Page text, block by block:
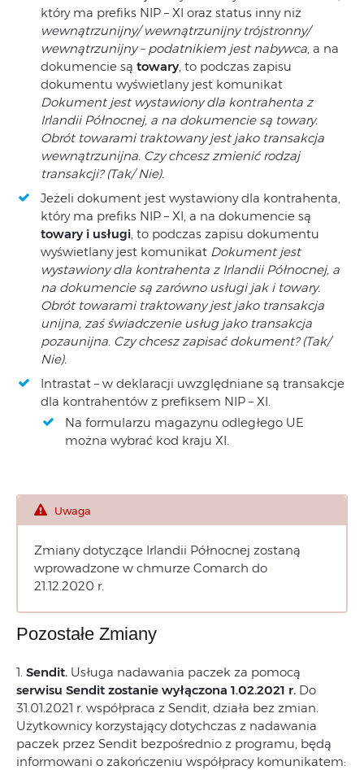
który ma prefiks NIP – XI oraz status inny niż
wewnątrzunijny/ wewnątrzunijny trójstronny/
wewnątrzunijny – podatnikiem jest nabywca, a na
dokumencie są towary, to podczas zapisu
dokumentu wyświetlany jest komunikat
Dokument jest wystawiony dla kontrahenta z
Irlandii Północnej, a na dokumencie są towary.
Obrót towarami traktowany jest jako transakcja
wewnątrzunijna. Czy chcesz zmienić rodzaj
transakcji? (Tak/ Nie).
Jeżeli dokument jest wystawiony dla kontrahenta,
który ma prefiks NIP – XI, a na dokumencie są
towary i usługi, to podczas zapisu dokumentu
wyświetlany jest komunikat Dokument jest
wystawiony dla kontrahenta z Irlandii Północnej, a
na dokumencie są zarówno usługi jak i towary.
Obrót towarami traktowany jest jako transakcja
unijna, zaś świadczenie usług jako transakcja
pozaunijna. Czy chcesz zapisać dokument? (Tak/
Nie).
Intrastat – w deklaracji uwzględniane są transakcje
dla kontrahentów z prefiksem NIP – XI.
Na formularzu magazynu odległego UE
można wybrać kod kraju XI.
Uwaga
Zmiany dotyczące Irlandii Północnej zostaną
wprowadzone w chmurze Comarch do
21.12.2020 r.
Pozostałe Zmiany
1. Sendit. Usługa nadawania paczek za pomocą
serwisu Sendit zostanie wyłączona 1.02.2021 r. Do
31.01.2021 r. współpraca z Sendit, działa bez zmian.
Użytkownicy korzystający dotychczas z nadawania
paczek przez Sendit bezpośrednio z programu, będą
informowani o zakończeniu współpracy komunikatem: